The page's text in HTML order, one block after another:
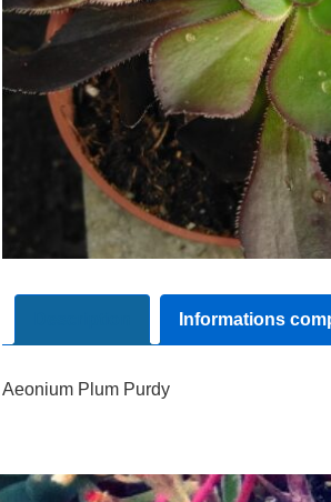
Informations
Aeonium Plum Purdy